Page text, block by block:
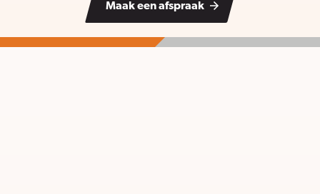
Maak een afspraak